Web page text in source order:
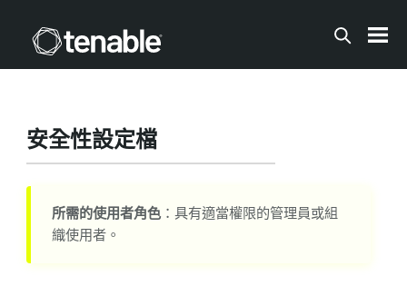
安全性設定檔
所需的使用者角色：具有適當權限的管理員或組
織使用者。